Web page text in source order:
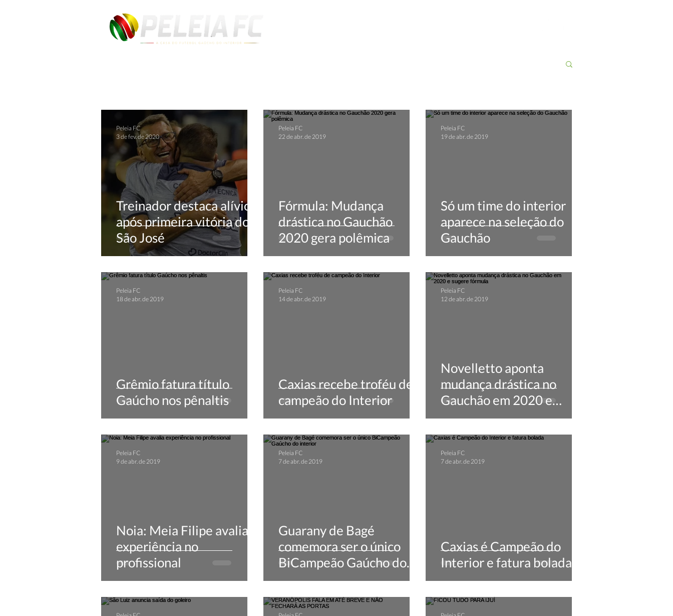
Treinador destaca alívio
após primeira vitória do
São José
Peleia FC
3 de fev. de 2020
Fórmula: Mudança
drástica no Gauchão
2020 gera polêmica
Peleia FC
22 de abr. de 2019
Só um time do interior
aparece na seleção do
Gauchão
Peleia FC
19 de abr. de 2019
Grêmio fatura título
Gaúcho nos pênaltis
Peleia FC
18 de abr. de 2019
Caxias recebe troféu de
campeão do Interior
Peleia FC
14 de abr. de 2019
Novelletto aponta
mudança drástica no
Gauchão em 2020 e
sugere fórmula
Peleia FC
12 de abr. de 2019
Noia: Meia Filipe avalia
experiência no
profissional
Peleia FC
9 de abr. de 2019
Guarany de Bagé
comemora ser o único
BiCampeão Gaúcho do
interior
Peleia FC
7 de abr. de 2019
Caxias é Campeão do
Interior e fatura bolada
Peleia FC
7 de abr. de 2019